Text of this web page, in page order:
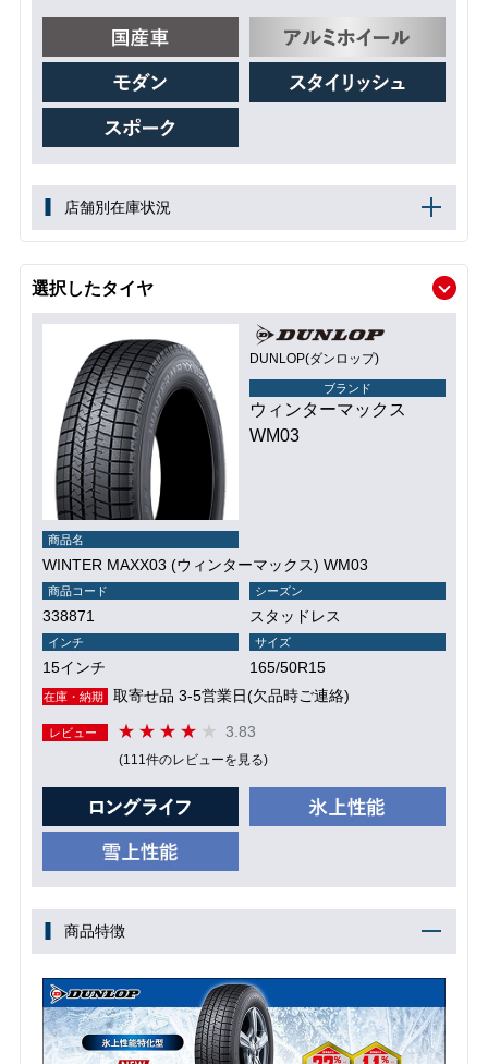
店舗別在庫状況
選択したタイヤ
DUNLOP(ダンロップ)
ブランド
ウィンターマックス
WM03
商品名
WINTER MAXX03 (ウィンターマックス) WM03
商品コード
338871
シーズン
スタッドレス
インチ
15インチ
サイズ
165/50R15
在庫・納期 取寄せ品 3-5営業日(欠品時ご連絡)
レビュー 3.83
(111件のレビューを見る)
商品特徴